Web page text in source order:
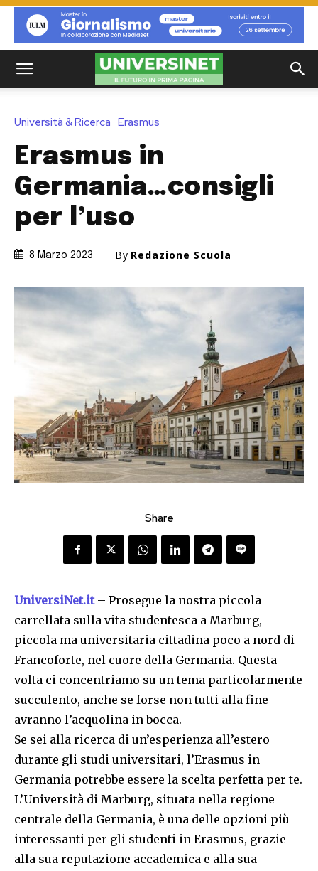
Università & Ricerca Erasmus
Erasmus in
Germania…consigli
per l’uso
8 Marzo 2023 By Redazione Scuola
Share
UniversiNet.it – Prosegue la nostra piccola
carrellata sulla vita studentesca a Marburg,
piccola ma universitaria cittadina poco a nord di
Francoforte, nel cuore della Germania. Questa
volta ci concentriamo su un tema particolarmente
succulento, anche se forse non tutti alla fine
avranno l’acquolina in bocca.
Se sei alla ricerca di un’esperienza all’estero
durante gli studi universitari, l’Erasmus in
Germania potrebbe essere la scelta perfetta per te.
L’Università di Marburg, situata nella regione
centrale della Germania, è una delle opzioni più
interessanti per gli studenti in Erasmus, grazie
alla sua reputazione accademica e alla sua